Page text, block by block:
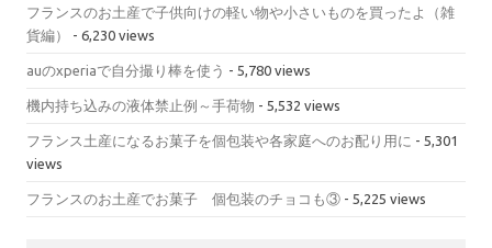
フランスのお土産で子供向けの軽い物や小さいものを買ったよ（雑
貨編）
- 6,230 views
auのxperiaで自分撮り棒を使う - 5,780 views
機内持ち込みの液体禁止例～手荷物 - 5,532 views
フランス土産になるお菓子を個包装や各家庭へのお配り用に - 5,301
views
フランスのお土産でお菓子 個包装のチョコも③ - 5,225 views